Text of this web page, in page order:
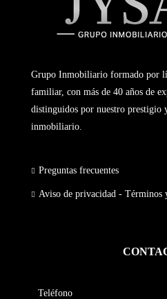
Grupo Inmobiliario formado por
familiar, con más de 40 años de
distinguidos por nuestro prestigio
inmobiliario.
Preguntas frecuentes
Aviso de privacidad - Términos
Teléfono